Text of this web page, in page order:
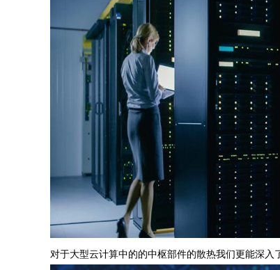
对于大型云计算中的的中枢部件的散热我们更能深入